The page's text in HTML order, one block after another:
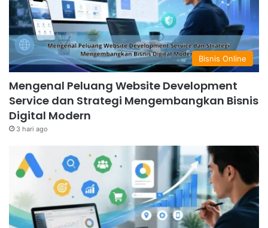
Bisnis Online
Mengenal Peluang Website Development
Service dan Strategi Mengembangkan Bisnis
Digital Modern
3 hari ago